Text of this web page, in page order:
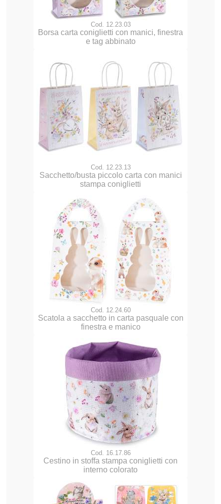
Cod. 12.23.03
Borsa carta coniglietti con manici, finestra
e tag abbinato
Cod. 12.23.13
Sacchetto/busta piccolo carta con manici
stampa coniglietti
Cod. 12.24.60
Scatola a sacchetto in carta pasquale con
finestra e manico
Cod. 16.17.86
Cestino in stoffa stampa coniglietti con
interno colorato